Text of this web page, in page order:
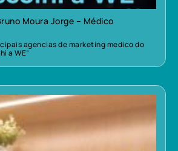
Moura Jorge – Médico
agencias de marketing medico do
a WE”